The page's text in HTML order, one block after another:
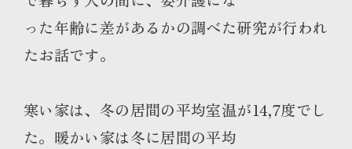
った年齢に差があるかの調べた研究が行われ
たお話です。
寒い家は、冬の居間の平均室温が14,7度でし
た。暖かい家は冬に居間の平均